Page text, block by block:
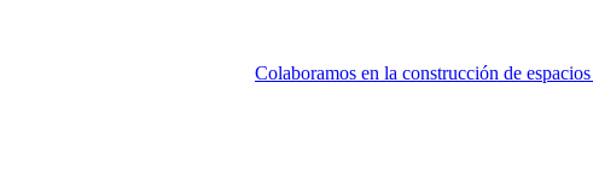
Colaboramos en la construcción de